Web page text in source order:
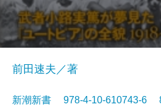
前田速夫／著
新潮新書 978-4-10-610743-6